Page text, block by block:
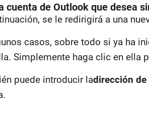
cuenta de Outlook que desea
se le redirigirá a una
casos, sobre todo si ya ha
Simplemente haga clic en ella
puede introducir ladirección